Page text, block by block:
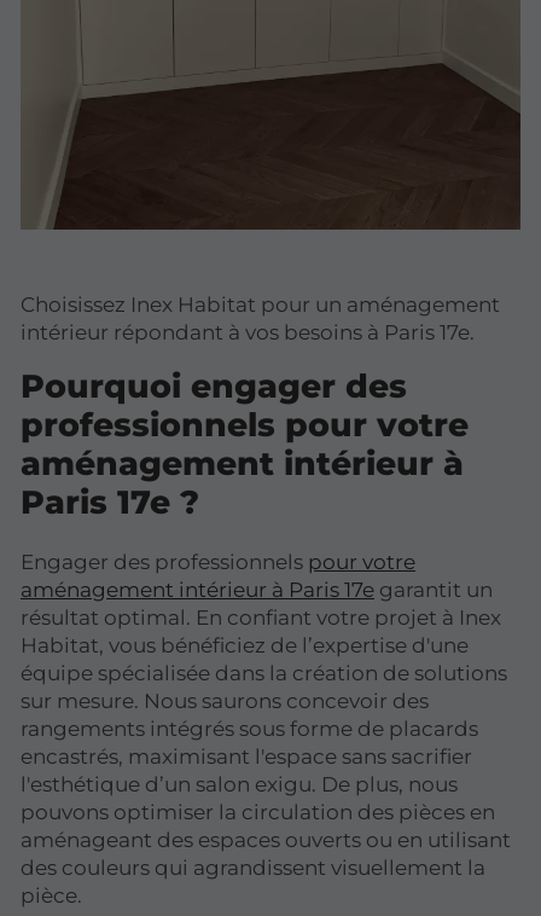
Choisissez Inex Habitat pour un aménagement
intérieur répondant à vos besoins à Paris 17e.
Pourquoi engager des
professionnels pour votre
aménagement intérieur à
Paris 17e ?
Engager des professionnels pour votre
aménagement intérieur à Paris 17e garantit un
résultat optimal. En confiant votre projet à Inex
Habitat, vous bénéficiez de l’expertise d'une
équipe spécialisée dans la création de solutions
sur mesure. Nous saurons concevoir des
rangements intégrés sous forme de placards
encastrés, maximisant l'espace sans sacrifier
l'esthétique d’un salon exigu. De plus, nous
pouvons optimiser la circulation des pièces en
aménageant des espaces ouverts ou en utilisant
des couleurs qui agrandissent visuellement la
pièce.